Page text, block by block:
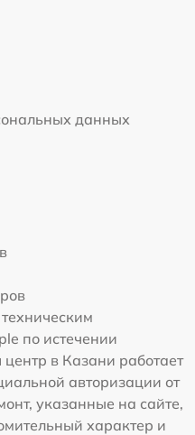
данных
по истечении
в Казани работает
авторизации от
указанные на сайте,
характер и